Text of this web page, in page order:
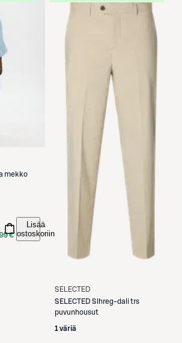
mekko
€
Lisää
ostoskoriin
SELECTED
SELECTED Slhreg-dali trs
puvunhousut
1 väriä